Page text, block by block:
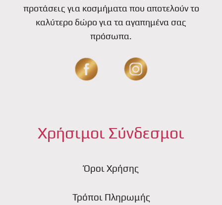
προτάσεις για κοσμήματα που αποτελούν το
καλύτερο δώρο για τα αγαπημένα σας
πρόσωπα.
Χρήσιμοι Σύνδεσμοι
Όροι Χρήσης
Τρόποι Πληρωμής